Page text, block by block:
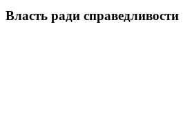
Власть ради справедливости